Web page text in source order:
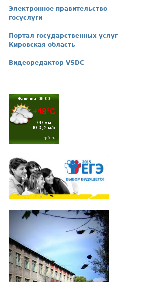
Электронное правительство
госуслуги
Портал государственных услуг
Кировская область
Видеоредактор VSDC